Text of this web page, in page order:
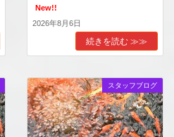
New!!
2026年8月6日
続きを読む ≫≫
スタッフブログ